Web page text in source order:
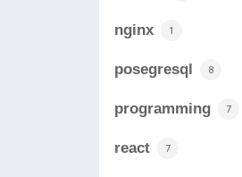
nginx 1
posegresql 8
programming 7
react 7